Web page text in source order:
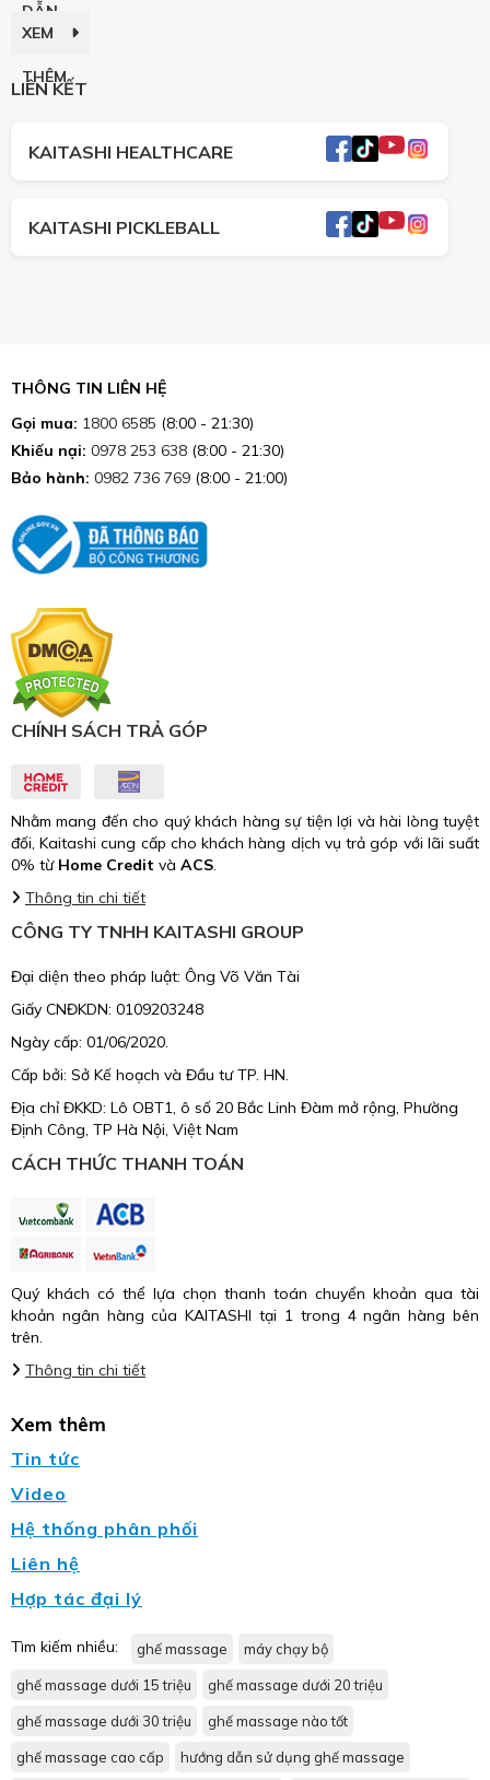
DẪN
XEM
THÊM
LIÊN KẾT
KAITASHI HEALTHCARE
KAITASHI PICKLEBALL
THÔNG TIN LIÊN HỆ
Gọi mua: 1800 6585 (8:00 - 21:30)
Khiếu nại: 0978 253 638 (8:00 - 21:30)
Bảo hành: 0982 736 769 (8:00 - 21:00)
CHÍNH SÁCH TRẢ GÓP
Nhằm mang đến cho quý khách hàng sự tiện lợi và hài lòng tuyệt
đối, Kaitashi cung cấp cho khách hàng dịch vụ trả góp với lãi suất
0% từ Home Credit và ACS.
Thông tin chi tiết
CÔNG TY TNHH KAITASHI GROUP
Đại diện theo pháp luật: Ông Võ Văn Tài
Giấy CNĐKDN: 0109203248
Ngày cấp: 01/06/2020.
Cấp bởi: Sở Kế hoạch và Đầu tư TP. HN.
Địa chỉ ĐKKD: Lô OBT1, ô số 20 Bắc Linh Đàm mở rộng, Phường
Định Công, TP Hà Nội, Việt Nam
CÁCH THỨC THANH TOÁN
Quý khách có thể lựa chọn thanh toán chuyển khoản qua tài
khoản ngân hàng của KAITASHI tại 1 trong 4 ngân hàng bên
trên.
Thông tin chi tiết
Xem thêm
Tin tức
Video
Hệ thống phân phối
Liên hệ
Hợp tác đại lý
Tìm kiếm nhiều: ghế massage máy chạy bộ
ghế massage dưới 15 triệu ghế massage dưới 20 triệu
ghế massage dưới 30 triệu ghế massage nào tốt
ghế massage cao cấp hướng dẫn sử dụng ghế massage